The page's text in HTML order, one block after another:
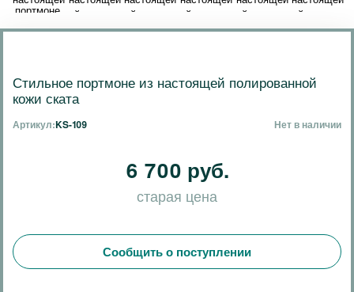
Стильное портмоне из настоящей полированной
кожи ската
Артикул:KS-109 Нет в наличии
6 700 руб.
старая цена
Сообщить о поступлении